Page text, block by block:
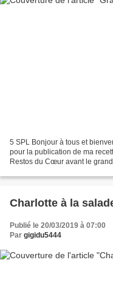
5 SPL Bonjour à tous et
pour la publication de ma
Restos du Cœur avant le
Charlotte à la
Publié le 20/03/2019 à 07:00
Par gigidu5444